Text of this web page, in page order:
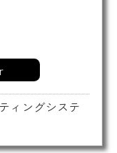
ィングシステ